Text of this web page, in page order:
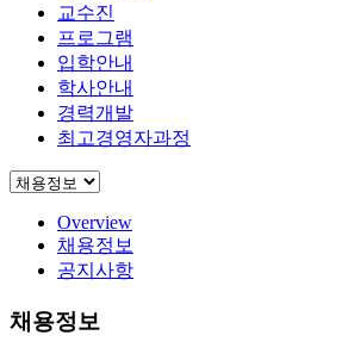
교수진
프로그램
입학안내
학사안내
경력개발
최고경영자과정
Overview
채용정보
공지사항
채용정보